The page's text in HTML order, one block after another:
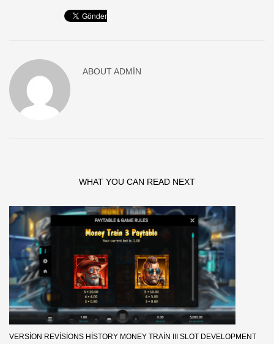
ABOUTADMIN
WHAT YOU CAN READ NEXT
VERSION REVISIONS HISTORY MONEY TRAIN III SLOT DEVELOPMENT